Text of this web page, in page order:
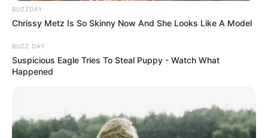
BUZZDAY
Chrissy Metz Is So Skinny Now And She Looks Like A Model
BUZZ DAY
Suspicious Eagle Tries To Steal Puppy - Watch What
Happened